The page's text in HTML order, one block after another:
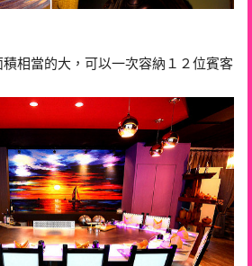
相當的大，可以一次容納１２位賓客